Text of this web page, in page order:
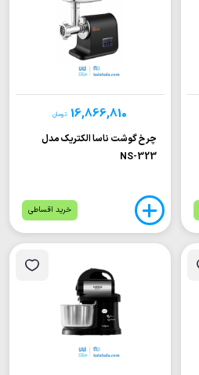
16,866,810 تومان
چرخ گوشت ناسا الکتریک مدل
NS-323
خرید اقساطی